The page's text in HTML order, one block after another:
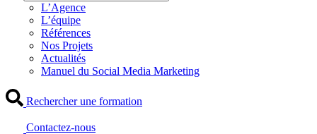
L’Agence
L’équipe
Références
Nos Projets
Actualités
Manuel du Social Media Marketing
Rechercher une formation
Contactez-nous